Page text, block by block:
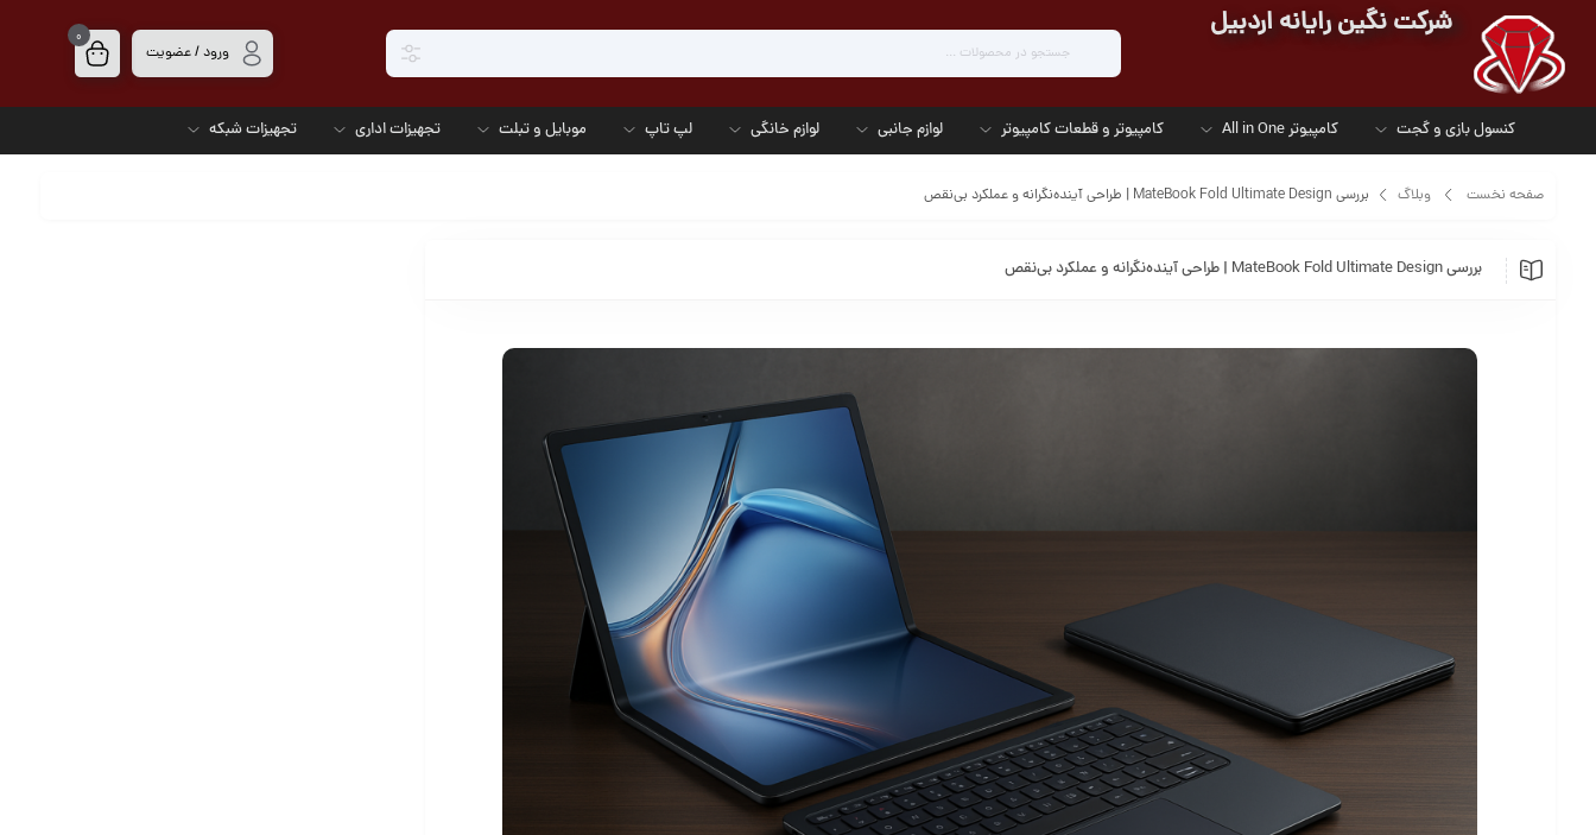
شرکت نگین رایانه اردبیل
ورود / عضویت
0
کنسول بازی و گجت کامپیوتر All in One کامپیوتر و قطعات کامپیوتر لوازم جانبی لوازم خانگی لپ تاپ موبایل و تبلت تجهیزات اداری تجهیزات شبکه
صفحه نخست وبلاگ بررسی MateBook Fold Ultimate Design | طراحی آینده‌نگرانه و عملکرد بی‌نقص
بررسی MateBook Fold Ultimate Design | طراحی آینده‌نگرانه و عملکرد بی‌نقص